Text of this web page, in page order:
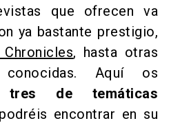
que ofrecen va
ya bastante prestigio,
, hasta otras
Aquí os
tres de temáticas
encontrar en su